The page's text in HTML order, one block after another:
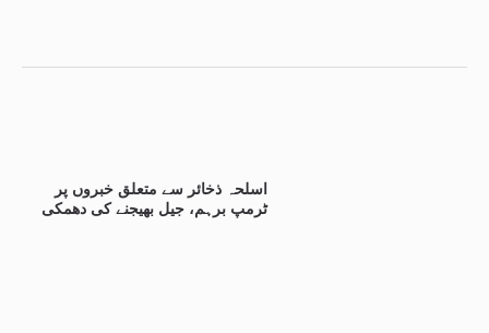
اسلحہ ذخائر سے متعلق خبروں پر
ٹرمپ برہم، جیل بھیجنے کی دھمکی